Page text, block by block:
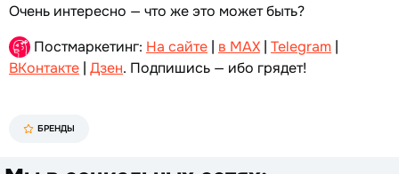
Очень интересно — что же это может быть?
Постмаркетинг: На сайте | в MAX | Telegram |
ВКонтакте | Дзен. Подпишись — ибо грядет!
БРЕНДЫ